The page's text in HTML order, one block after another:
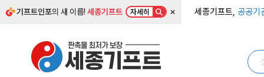
기프트인포의 새 이름!세종기프트 자세히 × 세종기프트, 공공기